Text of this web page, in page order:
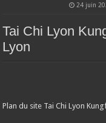
24 juin
Tai Chi Lyon
Lyon
Plan du site Tai Chi Lyon